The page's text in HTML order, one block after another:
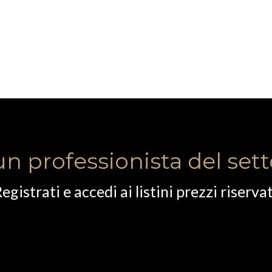
professionista del
e accedi ai listini prezzi